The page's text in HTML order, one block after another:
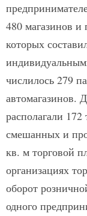
480 магазинов и
которых
числилось 279
автомагазинов.
располагали
смешанных и
кв. м торговой
организациях
оборот
одного